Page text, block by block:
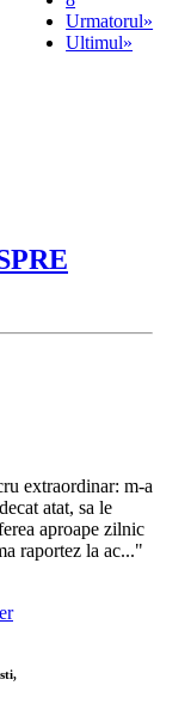
Urmatorul»
Ultimul»
extraordinar: m-a
atat, sa le
aproape zilnic
raportez la ac..."